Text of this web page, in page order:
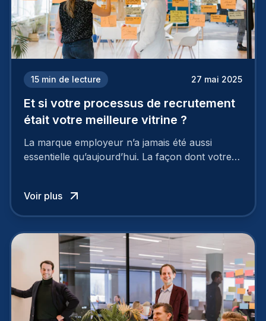
15 min de lecture 27 mai 2025
Et si votre processus de recrutement
était votre meilleure vitrine ?
La marque employeur n’a jamais été aussi
essentielle qu’aujourd’hui. La façon dont votre
à perdre les meilleurs profils.
Voir plus